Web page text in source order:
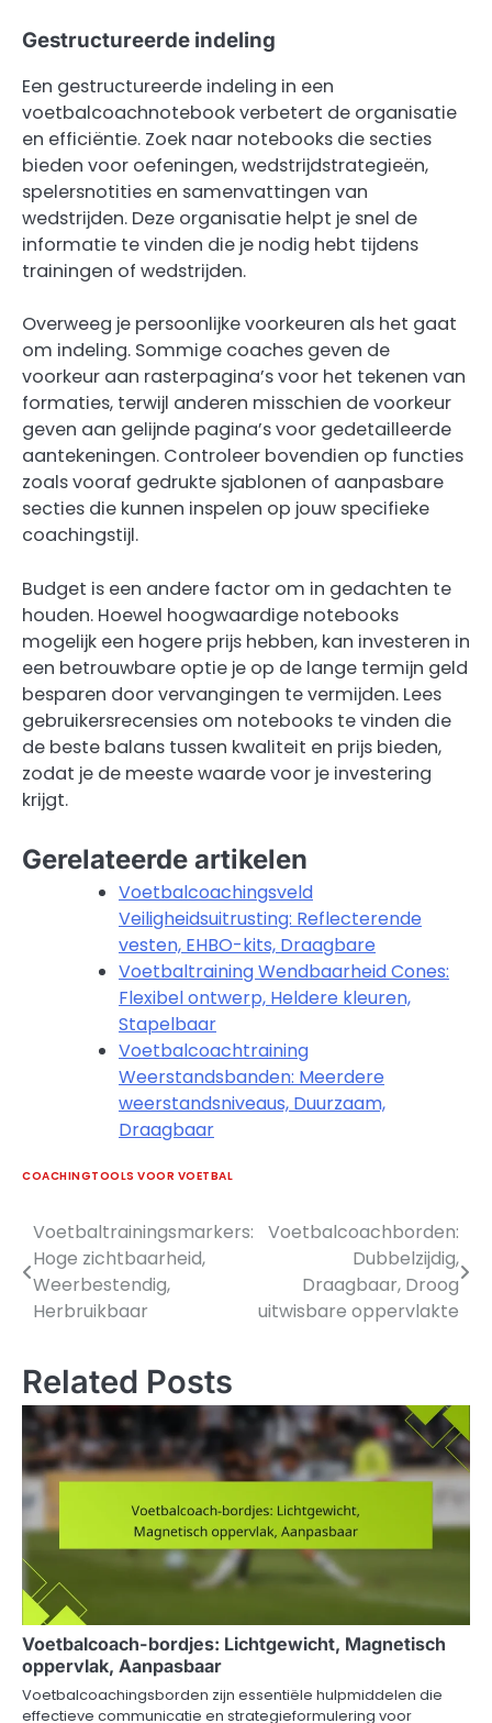
Gestructureerde indeling
Een gestructureerde indeling in een
voetbalcoachnotebook verbetert de organisatie
en efficiëntie. Zoek naar notebooks die secties
bieden voor oefeningen, wedstrijdstrategieën,
spelersnotities en samenvattingen van
wedstrijden. Deze organisatie helpt je snel de
informatie te vinden die je nodig hebt tijdens
trainingen of wedstrijden.
Overweeg je persoonlijke voorkeuren als het gaat
om indeling. Sommige coaches geven de
voorkeur aan rasterpagina’s voor het tekenen van
formaties, terwijl anderen misschien de voorkeur
geven aan gelijnde pagina’s voor gedetailleerde
aantekeningen. Controleer bovendien op functies
zoals vooraf gedrukte sjablonen of aanpasbare
secties die kunnen inspelen op jouw specifieke
coachingstijl.
Budget is een andere factor om in gedachten te
houden. Hoewel hoogwaardige notebooks
mogelijk een hogere prijs hebben, kan investeren in
een betrouwbare optie je op de lange termijn geld
besparen door vervangingen te vermijden. Lees
gebruikersrecensies om notebooks te vinden die
de beste balans tussen kwaliteit en prijs bieden,
zodat je de meeste waarde voor je investering
krijgt.
Gerelateerde artikelen
Voetbalcoachingsveld
Veiligheidsuitrusting: Reflecterende
vesten, EHBO-kits, Draagbare
Voetbaltraining Wendbaarheid Cones:
Flexibel ontwerp, Heldere kleuren,
Stapelbaar
Voetbalcoachtraining
Weerstandsbanden: Meerdere
weerstandsniveaus, Duurzaam,
Draagbaar
COACHINGTOOLS VOOR VOETBAL
Post
navigation
Voetbaltrainingsmarkers:
Hoge zichtbaarheid,
Weerbestendig,
Herbruikbaar
Voetbalcoachborden:
Dubbelzijdig,
Draagbaar, Droog
uitwisbare oppervlakte
Related Posts
Voetbalcoach-bordjes: Lichtgewicht, Magnetisch
oppervlak, Aanpasbaar
Voetbalcoachingsborden zijn essentiële hulpmiddelen die
effectieve communicatie en strategieformulering voor